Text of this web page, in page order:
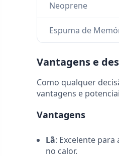
Neoprene
Espuma de
Vantagens e
Como qualquer
vantagens e
Vantagens
Lã: Excelente
no calor.